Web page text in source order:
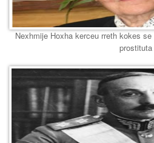
Nexhmije Hoxha kerceu rreth kokes
prostituta